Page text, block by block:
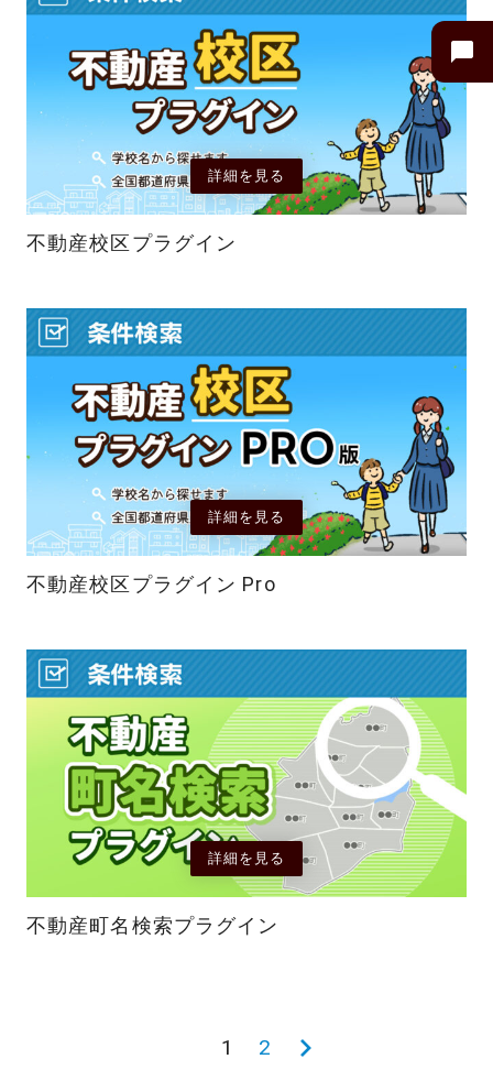
詳細を見る
不動産校区プラグイン
詳細を見る
不動産校区プラグイン Pro
詳細を見る
不動産町名検索プラグイン
1 2